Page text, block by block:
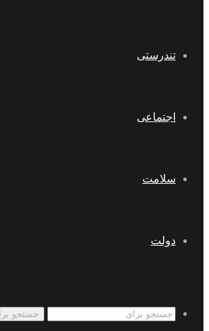
تندرستی
اجتماعی
سلامت
دولت
جستجو